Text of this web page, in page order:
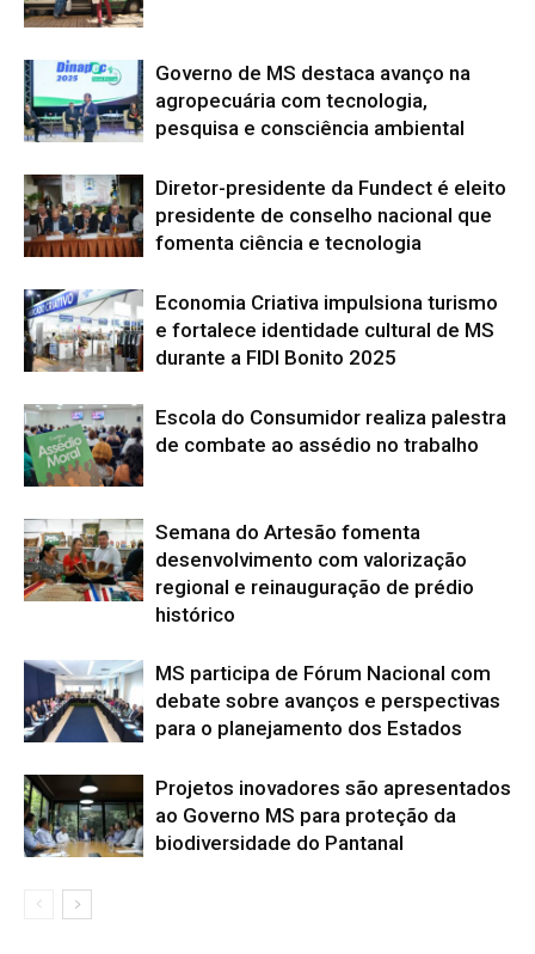
Governo de MS destaca avanço na
agropecuária com tecnologia,
pesquisa e consciência ambiental
Diretor-presidente da Fundect é eleito
presidente de conselho nacional que
fomenta ciência e tecnologia
Economia Criativa impulsiona turismo
e fortalece identidade cultural de MS
durante a FIDI Bonito 2025
Escola do Consumidor realiza palestra
de combate ao assédio no trabalho
Semana do Artesão fomenta
desenvolvimento com valorização
regional e reinauguração de prédio
histórico
MS participa de Fórum Nacional com
debate sobre avanços e perspectivas
para o planejamento dos Estados
Projetos inovadores são apresentados
ao Governo MS para proteção da
biodiversidade do Pantanal